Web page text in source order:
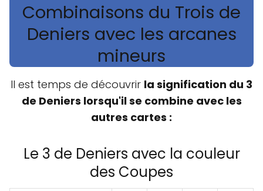
Combinaisons du Trois de
Deniers avec les arcanes
mineurs
Il est temps de découvrir la signification du 3
de Deniers lorsqu'il se combine avec les
autres cartes :
Le 3 de Deniers avec la couleur
des Coupes